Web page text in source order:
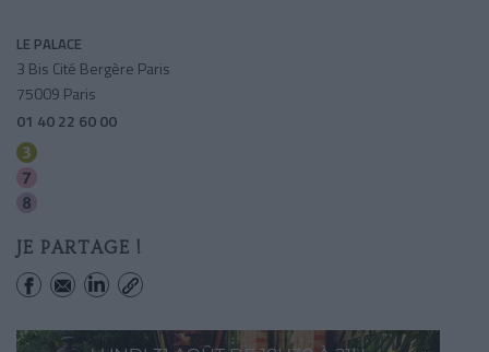
LE PALACE
3 Bis Cité Bergère Paris
75009 Paris
01 40 22 60 00
JE PARTAGE !